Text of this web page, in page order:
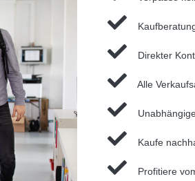
Direkter
Alle
Kaufe
Profitiere